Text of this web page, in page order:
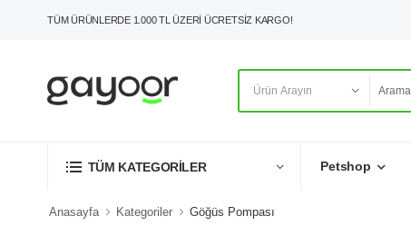
TÜM ÜRÜNLERDE 1.000 TL ÜZERİ ÜCRETSİZ KARGO!
TÜM KATEGORİLER Petshop
Anasayfa Kategoriler Göğüs Pompası